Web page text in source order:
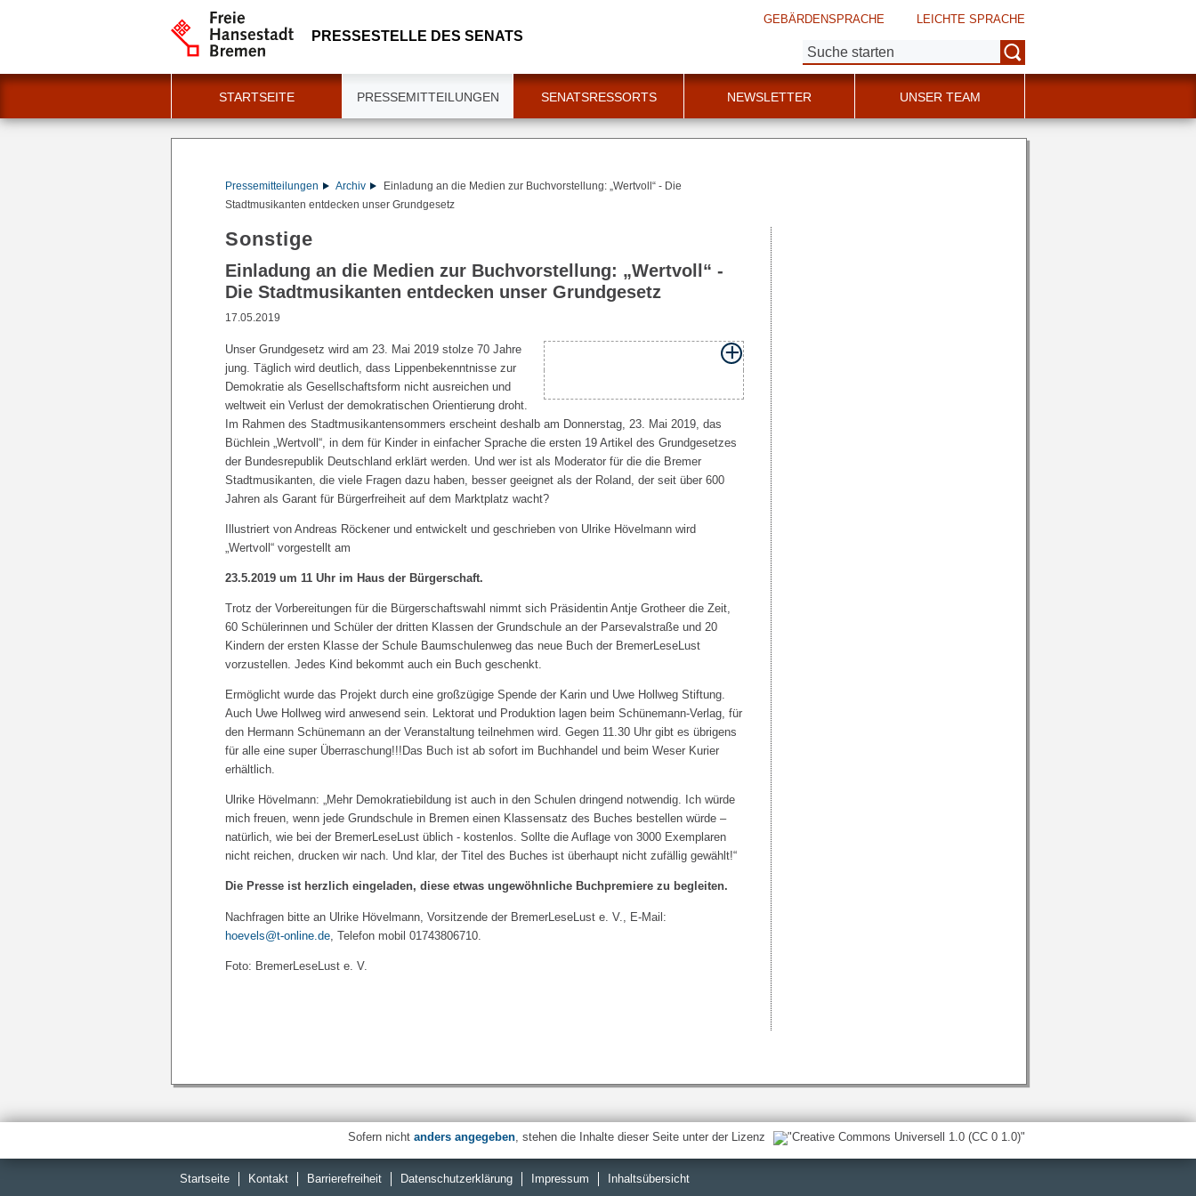
PRESSESTELLE DES SENATS
GEBÄRDENSPRACHE LEICHTE SPRACHE
Suche:
STARTSEITE PRESSEMITTEILUNGEN SENATSRESSORTS NEWSLETTER UNSER TEAM
Pressemitteilungen Archiv
Einladung an die Medien zur Buchvorstellung: „Wertvoll“ - Die
Stadtmusikanten entdecken unser Grundgesetz
Sonstige
Einladung an die Medien zur Buchvorstellung: „Wertvoll“ -
Die Stadtmusikanten entdecken unser Grundgesetz
17.05.2019
Unser Grundgesetz wird am 23. Mai 2019 stolze 70 Jahre
jung. Täglich wird deutlich, dass Lippenbekenntnisse zur
Demokratie als Gesellschaftsform nicht ausreichen und
weltweit ein Verlust der demokratischen Orientierung droht.
Im Rahmen des Stadtmusikantensommers erscheint deshalb am Donnerstag, 23. Mai 2019, das
Büchlein „Wertvoll“, in dem für Kinder in einfacher Sprache die ersten 19 Artikel des Grundgesetzes
der Bundesrepublik Deutschland erklärt werden. Und wer ist als Moderator für die die Bremer
Stadtmusikanten, die viele Fragen dazu haben, besser geeignet als der Roland, der seit über 600
Jahren als Garant für Bürgerfreiheit auf dem Marktplatz wacht?
Illustriert von Andreas Röckener und entwickelt und geschrieben von Ulrike Hövelmann wird
„Wertvoll“ vorgestellt am
23.5.2019 um 11 Uhr im Haus der Bürgerschaft.
Trotz der Vorbereitungen für die Bürgerschaftswahl nimmt sich Präsidentin Antje Grotheer die Zeit,
60 Schülerinnen und Schüler der dritten Klassen der Grundschule an der Parsevalstraße und 20
Kindern der ersten Klasse der Schule Baumschulenweg das neue Buch der BremerLeseLust
vorzustellen. Jedes Kind bekommt auch ein Buch geschenkt.
Ermöglicht wurde das Projekt durch eine großzügige Spende der Karin und Uwe Hollweg Stiftung.
Auch Uwe Hollweg wird anwesend sein. Lektorat und Produktion lagen beim Schünemann-Verlag, für
den Hermann Schünemann an der Veranstaltung teilnehmen wird. Gegen 11.30 Uhr gibt es übrigens
für alle eine super Überraschung!!!Das Buch ist ab sofort im Buchhandel und beim Weser Kurier
erhältlich.
Ulrike Hövelmann: „Mehr Demokratiebildung ist auch in den Schulen dringend notwendig. Ich würde
mich freuen, wenn jede Grundschule in Bremen einen Klassensatz des Buches bestellen würde –
natürlich, wie bei der BremerLeseLust üblich - kostenlos. Sollte die Auflage von 3000 Exemplaren
nicht reichen, drucken wir nach. Und klar, der Titel des Buches ist überhaupt nicht zufällig gewählt!“
Die Presse ist herzlich eingeladen, diese etwas ungewöhnliche Buchpremiere zu begleiten.
Nachfragen bitte an Ulrike Hövelmann, Vorsitzende der BremerLeseLust e. V., E-Mail:
hoevels@t-online.de, Telefon mobil 01743806710.
Foto: BremerLeseLust e. V.
Sofern nicht anders angegeben, stehen die Inhalte dieser Seite unter der Lizenz
Startseite Kontakt Barrierefreiheit Datenschutzerklärung Impressum Inhaltsübersicht